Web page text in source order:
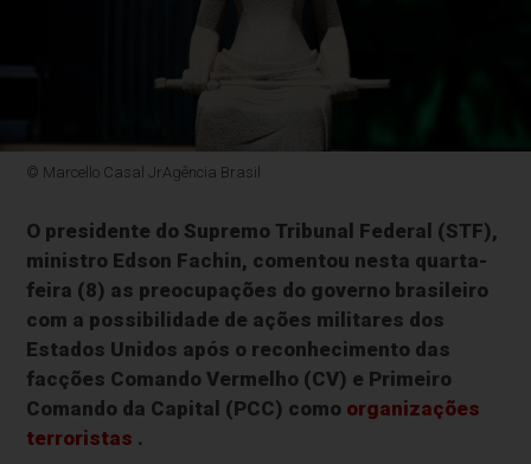
© Marcello Casal JrAgência Brasil
O presidente do Supremo Tribunal Federal (STF),
ministro Edson Fachin, comentou nesta quarta-
feira (8) as preocupações do governo brasileiro
com a possibilidade de ações militares dos
Estados Unidos após o reconhecimento das
facções Comando Vermelho (CV) e Primeiro
Comando da Capital (PCC) como organizações
terroristas .